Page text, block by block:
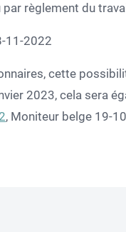
règlement du
11-2022
cette
2023, cela sera
, Moniteur belge 19-